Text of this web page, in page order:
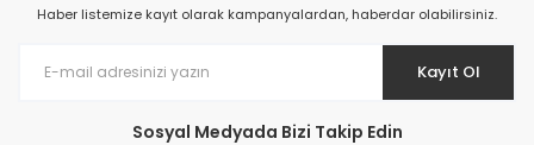
Haber listemize kayıt olarak kampanyalardan, haberdar olabilirsiniz.
Kayıt Ol
Sosyal Medyada Bizi Takip Edin